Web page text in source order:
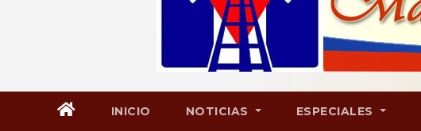
INICIO NOTICIAS ESPECIALES